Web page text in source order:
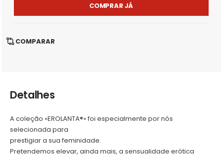
COMPRAR JÁ
COMPARAR
Detalhes
A coleção «EROLANTA®» foi especialmente por nós
selecionada para
prestigiar a sua feminidade.
Pretendemos elevar, ainda mais, a sensualidade erótica